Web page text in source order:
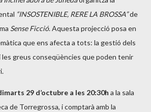
“INSOSTENIBLE, RERE LA BROSSA”de
Sense Ficció. Aquesta projecció posa en
que ens afecta a tots: la gestió dels
les greus conseqüències que poden tenir
29 d’octubre a les 20:30h a la sala
de Torregrossa, i comptarà amb la